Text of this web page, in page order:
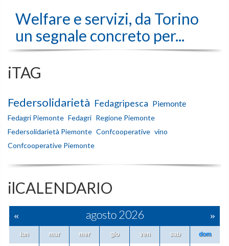
Welfare e servizi, da Torino
un segnale concreto per...
iTAG
Federsolidarietà Fedagripesca Piemonte
Fedagri Piemonte Fedagri Regione Piemonte
Federsolidarietà Piemonte Confcooperative vino
Confcooperative Piemonte
ilCALENDARIO
« agosto 2026 »
lun mar mer gio ven sab dom